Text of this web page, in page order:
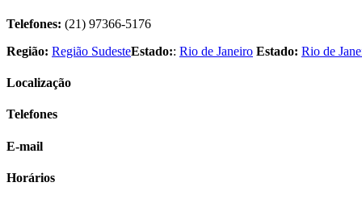
Telefones: (21) 97366-5176
Região: Região SudesteEstado:: Rio de Janeiro Estado: Rio de
Localização
Telefones
E-mail
Horários